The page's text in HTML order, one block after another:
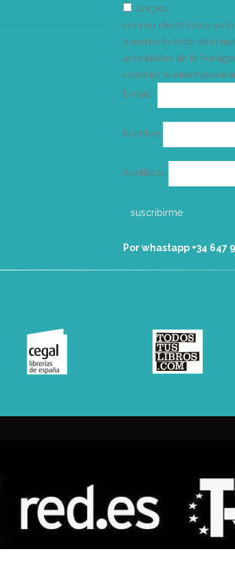
Acepto
correo electrónico
nuestro boletín
actividades de la
cancelar la suscripción
E-mail*
electrónico
Nombre
Apellidos
Por whastapp +34 ‭647